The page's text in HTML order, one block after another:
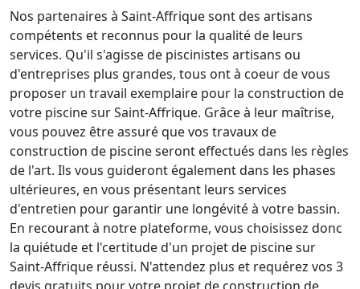
Nos partenaires à Saint-Affrique sont des artisans
compétents et reconnus pour la qualité de leurs
services. Qu'il s'agisse de piscinistes artisans ou
d'entreprises plus grandes, tous ont à coeur de vous
proposer un travail exemplaire pour la construction de
votre piscine sur Saint-Affrique. Grâce à leur maîtrise,
vous pouvez être assuré que vos travaux de
construction de piscine seront effectués dans les règles
de l'art. Ils vous guideront également dans les phases
ultérieures, en vous présentant leurs services
d'entretien pour garantir une longévité à votre bassin.
En recourant à notre plateforme, vous choisissez donc
la quiétude et l'certitude d'un projet de piscine sur
Saint-Affrique réussi. N'attendez plus et requérez vos 3